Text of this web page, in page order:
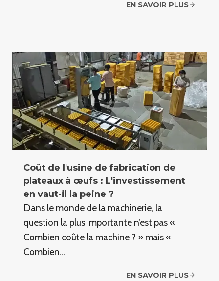
EN SAVOIR PLUS
Coût de l'usine de fabrication de
plateaux à œufs : L'investissement
en vaut-il la peine ?
Dans le monde de la machinerie, la
question la plus importante n’est pas «
Combien coûte la machine ? » mais «
Combien…
EN SAVOIR PLUS